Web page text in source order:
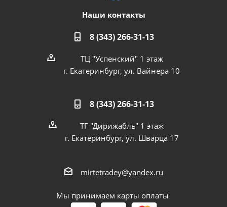
Наши контакты
8 (343) 266-31-13
ТЦ "Успенский" 1 этаж
г. Екатеринбург, ул. Вайнера 10
8 (343) 266-31-13
ТГ "Дирижабль" 1 этаж
г. Екатеринбург, ул. Шварца 17
mirtetradey@yandex.ru
Мы принимаем карты оплаты